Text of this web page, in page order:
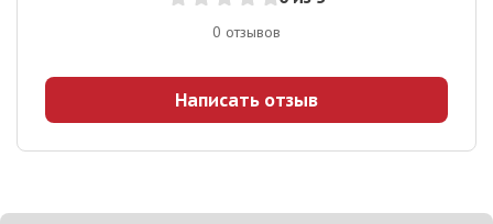
0 отзывов
Написать отзыв